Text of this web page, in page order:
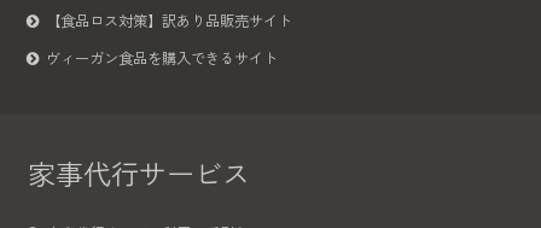
【食品ロス対策】訳あり品販売サイト
ヴィーガン食品を購入できるサイト
家事代行サービス